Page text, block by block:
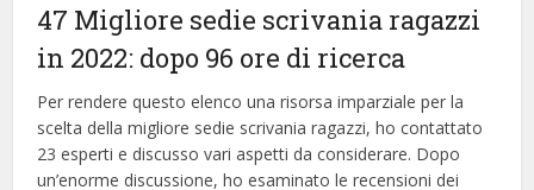
47 Migliore sedie scrivania ragazzi
in 2022: dopo 96 ore di ricerca
Per rendere questo elenco una risorsa imparziale per la
scelta della migliore sedie scrivania ragazzi, ​​ho contattato
23 esperti e discusso vari aspetti da considerare. Dopo
un’enorme discussione, ho esaminato le recensioni dei